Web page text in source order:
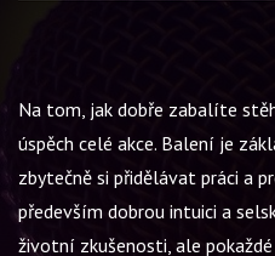
Na tom, jak dobře zabalíte
úspěch celé akce. Balení je
zbytečně si přidělávat práci a
především dobrou intuici a
životní zkušenosti, ale